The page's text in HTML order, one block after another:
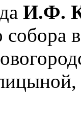
И.Ф.
собора